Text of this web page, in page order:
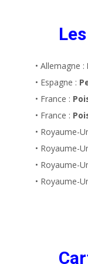
• Allemagne :
• Espagne :
• France :
• France :
• Royaume-
• Royaume-
• Royaume-
• Royaume-